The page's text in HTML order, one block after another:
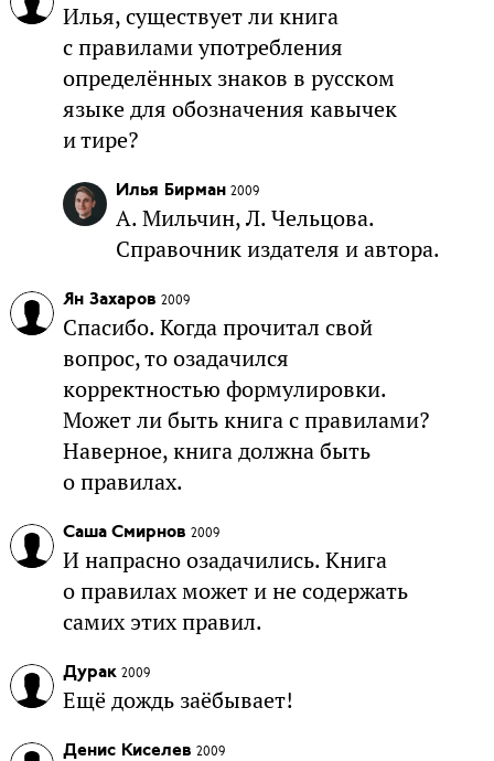
Илья, существует ли книга
с правилами употребления
определённых знаков в русском
языке для обозначения кавычек
и тире?
Илья Бирман 2009
А. Мильчин, Л. Чельцова.
Справочник издателя и автора.
Ян Захаров 2009
Спасибо. Когда прочитал свой
вопрос, то озадачился
корректностью формулировки.
Может ли быть книга с правилами?
Наверное, книга должна быть
о правилах.
Саша Смирнов 2009
И напрасно озадачились. Книга
о правилах может и не содержать
самих этих правил.
Дурак 2009
Ещё дождь заёбывает!
Денис Киселев 2009